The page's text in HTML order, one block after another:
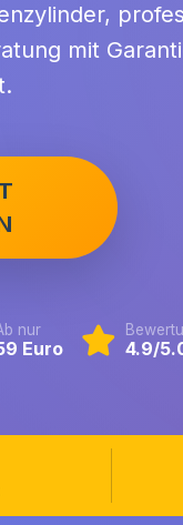
mit
nur
Euro 4.9/